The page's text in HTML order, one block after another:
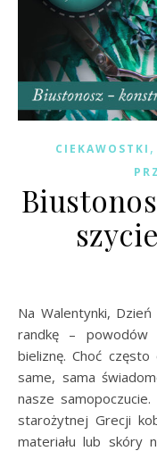
CIEKAWOSTKI ,
Na Walentynki, Dzień Kobiet, urodziny, imieniny, rocznicę,
randkę – powodów
bieliznę. Choć
same, sama
nasze
starożytnej Grecji
materiału lub skóry